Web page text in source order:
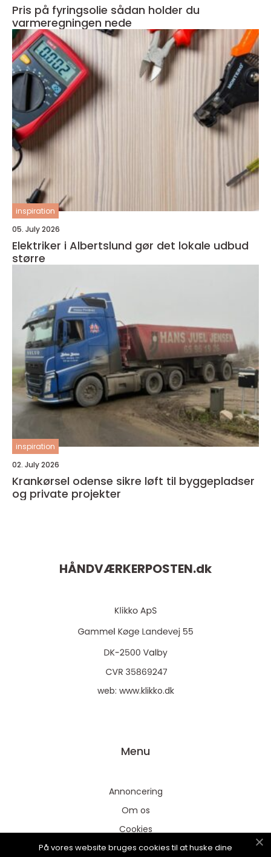
Pris på fyringsolie sådan holder du
varmeregningen nede
inspiration
05. July 2026
Elektriker i Albertslund gør det lokale udbud
større
inspiration
02. July 2026
Krankørsel odense sikre løft til byggepladser
og private projekter
HÅNDVÆRKERPOSTEN.dk
web: www.klikko.dk
Menu
Annoncering
Om os
Cookies
Kontakt os
På vores website bruges cookies til at huske dine